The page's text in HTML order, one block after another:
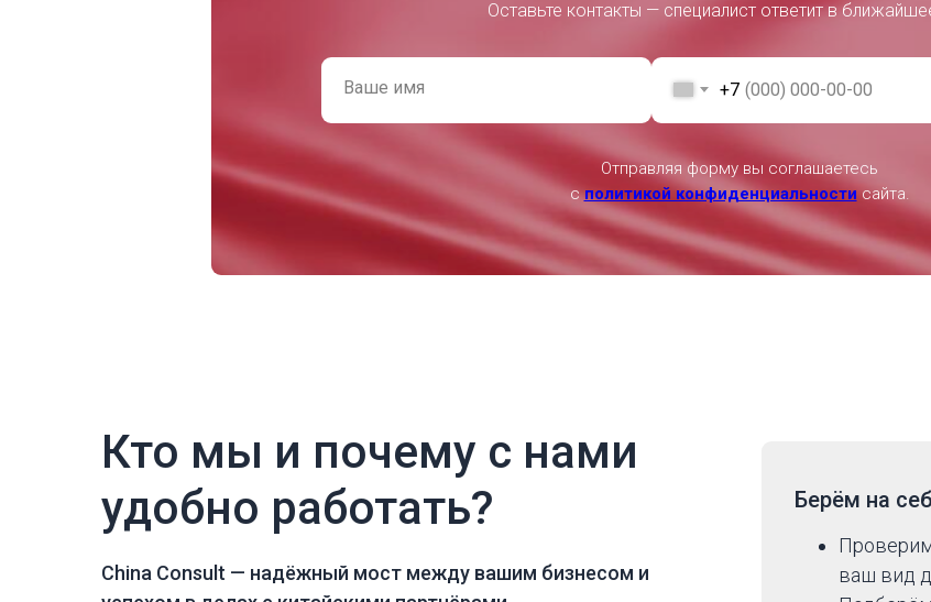
Оставьте контакты — специалист ответит в
Ваше имя +7
Отправляя форму вы соглашаетесь
сполитикой конфиденциальности сайта.
Кто мы и почему с нами
удобно работать?
China Consult — надёжный мост между вашим бизнесом и
Берём на
ваш вид